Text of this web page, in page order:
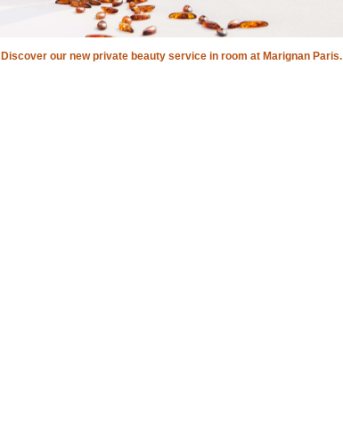
Discover our new private beauty service in room at Marignan Paris.